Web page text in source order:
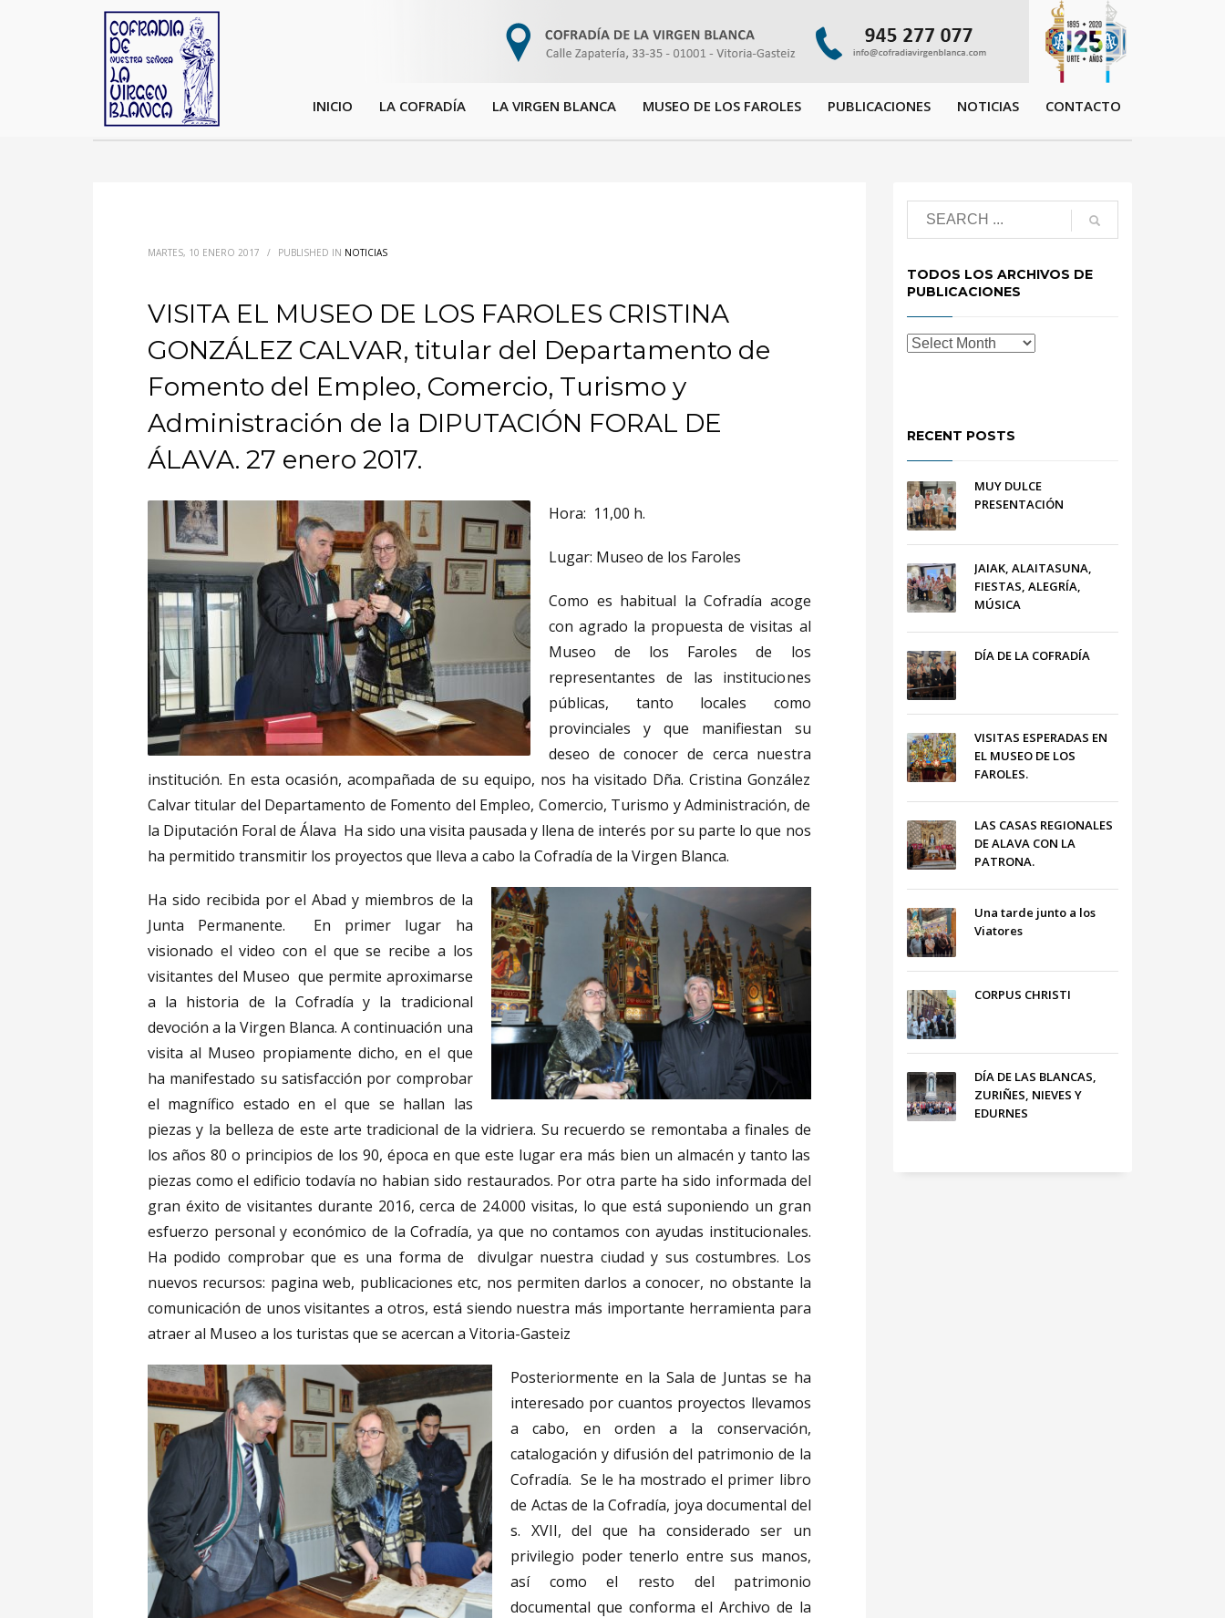
INICIO LA COFRADÍA LA VIRGEN BLANCA MUSEO DE LOS FAROLES PUBLICACIONES NOTICIAS CONTACTO
MARTES, 10 ENERO 2017 / PUBLISHED IN NOTICIAS
VISITA EL MUSEO DE LOS FAROLES CRISTINA
GONZÁLEZ CALVAR, titular del Departamento de
Fomento del Empleo, Comercio, Turismo y
Administración de la DIPUTACIÓN FORAL DE
ÁLAVA. 27 enero 2017.
Hora: 11,00 h.
Lugar: Museo de los Faroles
Como es habitual la Cofradía acoge
con agrado la propuesta de visitas al
Museo de los Faroles de los
representantes de las instituciones
públicas, tanto locales como
provinciales y que manifiestan su
deseo de conocer de cerca nuestra
institución. En esta ocasión, acompañada de su equipo, nos ha visitado Dña. Cristina González
Calvar titular del Departamento de Fomento del Empleo, Comercio, Turismo y Administración, de
la Diputación Foral de Álava Ha sido una visita pausada y llena de interés por su parte lo que nos
ha permitido transmitir los proyectos que lleva a cabo la Cofradía de la Virgen Blanca.
Ha sido recibida por el Abad y miembros de la
Junta Permanente. En primer lugar ha
visionado el video con el que se recibe a los
visitantes del Museo que permite aproximarse
a la historia de la Cofradía y la tradicional
devoción a la Virgen Blanca. A continuación una
visita al Museo propiamente dicho, en el que
ha manifestado su satisfacción por comprobar
el magnífico estado en el que se hallan las
piezas y la belleza de este arte tradicional de la vidriera. Su recuerdo se remontaba a finales de
los años 80 o principios de los 90, época en que este lugar era más bien un almacén y tanto las
piezas como el edificio todavía no habian sido restaurados. Por otra parte ha sido informada del
gran éxito de visitantes durante 2016, cerca de 24.000 visitas, lo que está suponiendo un gran
esfuerzo personal y económico de la Cofradía, ya que no contamos con ayudas institucionales.
Ha podido comprobar que es una forma de divulgar nuestra ciudad y sus costumbres. Los
nuevos recursos: pagina web, publicaciones etc, nos permiten darlos a conocer, no obstante la
comunicación de unos visitantes a otros, está siendo nuestra más importante herramienta para
atraer al Museo a los turistas que se acercan a Vitoria-Gasteiz
Posteriormente en la Sala de Juntas se ha
interesado por cuantos proyectos llevamos
a cabo, en orden a la conservación,
catalogación y difusión del patrimonio de la
Cofradía. Se le ha mostrado el primer libro
de Actas de la Cofradía, joya documental del
s. XVII, del que ha considerado ser un
privilegio poder tenerlo entre sus manos,
así como el resto del patrimonio
documental que conforma el Archivo de la
TODOS LOS ARCHIVOS DE
PUBLICACIONES
RECENT POSTS
MUY DULCE
PRESENTACIÓN
JAIAK, ALAITASUNA,
FIESTAS, ALEGRÍA,
MÚSICA
DÍA DE LA COFRADÍA
VISITAS ESPERADAS EN
EL MUSEO DE LOS
FAROLES.
LAS CASAS REGIONALES
DE ALAVA CON LA
PATRONA.
Una tarde junto a los
Viatores
CORPUS CHRISTI
DÍA DE LAS BLANCAS,
ZURIÑES, NIEVES Y
EDURNES